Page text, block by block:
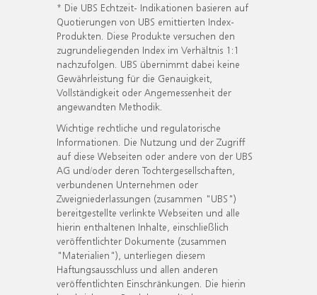
* Die UBS Echtzeit- Indikationen basieren auf
Quotierungen von UBS emittierten Index-
Produkten. Diese Produkte versuchen den
zugrundeliegenden Index im Verhältnis 1:1
nachzufolgen. UBS übernimmt dabei keine
Gewährleistung für die Genauigkeit,
Vollständigkeit oder Angemessenheit der
angewandten Methodik.
Wichtige rechtliche und regulatorische
Informationen. Die Nutzung und der Zugriff
auf diese Webseiten oder andere von der UBS
AG und/oder deren Tochtergesellschaften,
verbundenen Unternehmen oder
Zweigniederlassungen (zusammen "UBS")
bereitgestellte verlinkte Webseiten und alle
hierin enthaltenen Inhalte, einschließlich
veröffentlichter Dokumente (zusammen
"Materialien"), unterliegen diesem
Haftungsausschluss und allen anderen
veröffentlichten Einschränkungen. Die hierin